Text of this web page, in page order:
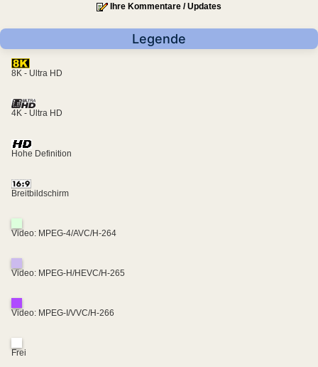
Ihre Kommentare / Updates
Legende
8K - Ultra HD
4K - Ultra HD
Hohe Definition
Breitbildschirm
Video: MPEG-4/AVC/H-264
Video: MPEG-H/HEVC/H-265
Video: MPEG-I/VVC/H-266
Frei